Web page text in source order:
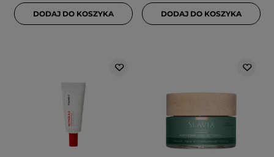
DODAJ DO KOSZYKA DODAJ DO KOSZYKA